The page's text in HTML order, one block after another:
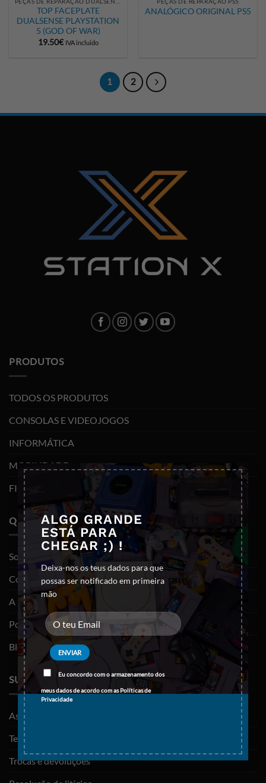
ALGO GRANDE
ESTÁ PARA
CHEGAR ;) !
Deixa-nos os teus dados para que
possas ser notificado em primeira
mão
Eu concordo com o armazenamento dos
meus dados de acordo com asPolíticas de
Privacidade
×
TOP FACEPLATE
DUALSENSE PLAYSTATION
5 (GOD OF WAR)
19.50€ IVA incluido
ANALÓGICO ORIGINAL PS5
1 2
PRODUTOS
TODOS OS PRODUTOS
CONSOLAS E VIDEOJOGOS
INFORMÁTICA
MOBILIDADE
FIGURAS FUNKO POP
QUEM SOMOS
Sobre nós
Contactos
A minha conta
Política de privacidade
Blog
SUPORTE
As minhas encomendas
Termos e Condições
Trocas e devoluções